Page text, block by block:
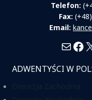
Telefon:
Fax:
Email:
MailX
ADWENTYŚCI W